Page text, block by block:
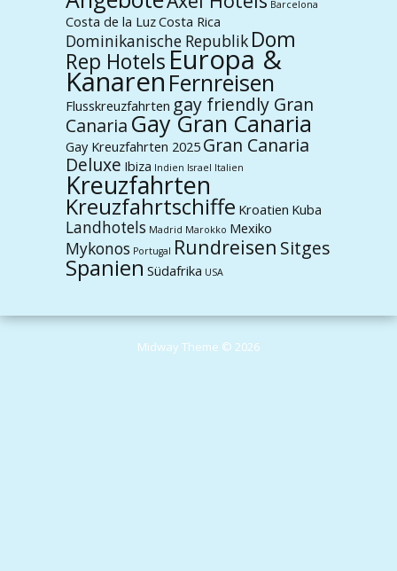
Barcelona
Costa de la LuzCosta Rica
Dominikanische Republik Dom
Rep HotelsEuropa &
Kanaren Fernreisen
Flusskreuzfahrten gay friendly Gran
Canaria Gay Gran Canaria
Gay Kreuzfahrten 2025 Gran Canaria
Deluxe Ibiza Indien Israel Italien
Kreuzfahrten
Kreuzfahrtschiffe Kroatien Kuba
Landhotels Madrid Marokko Mexiko
Mykonos Portugal Rundreisen Sitges
Spanien Südafrika USA
Midway Theme © 2026